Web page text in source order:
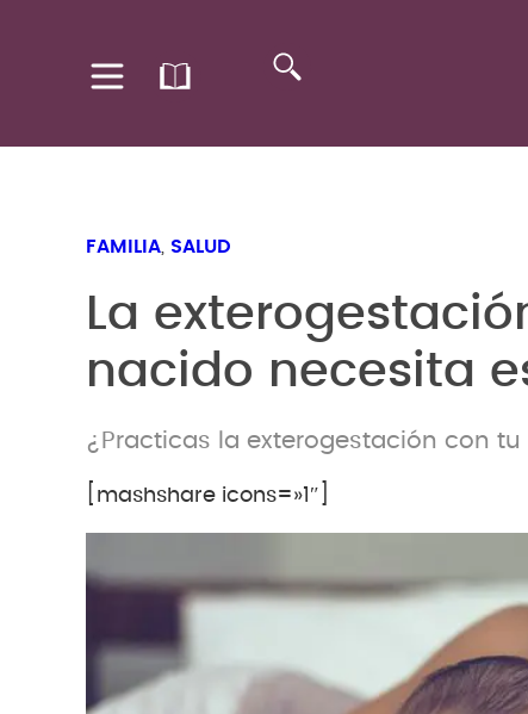
FAMILIA SALUD
La
nacido necesita
¿Practicas la exterogestación con tu
[mashshare icons=»1″]